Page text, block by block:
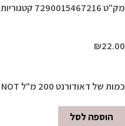
מק"ט7290015467216 קטגוריות
₪22.00
כמות של דאודורנט 200 מ"ל Y NOT
הוספה לסל